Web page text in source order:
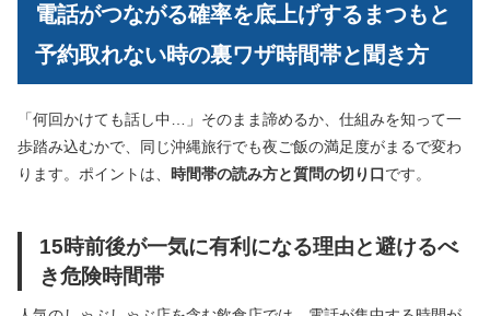
電話がつながる確率を底上げするまつもと
予約取れない時の裏ワザ時間帯と聞き方
「何回かけても話し中…」そのまま諦めるか、仕組みを知って一
歩踏み込むかで、同じ沖縄旅行でも夜ご飯の満足度がまるで変わ
ります。ポイントは、 時間帯の読み方と質問の切り口です。
15時前後が一気に有利になる理由と避けるべ
き危険時間帯